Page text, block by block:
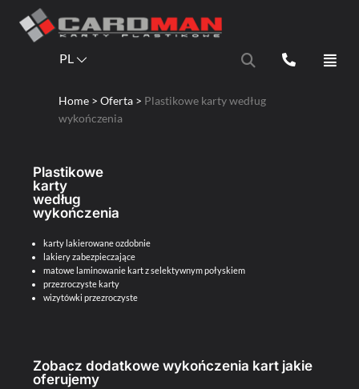
PL
Home > Oferta > Plastikowe karty według
wykończenia
Plastikowe
karty
według
wykończenia
karty lakierowane ozdobnie
lakiery zabezpieczające
matowe laminowanie kart z selektywnym połyskiem
przezroczyste karty
wizytówki przezroczyste
Zobacz dodatkowe wykończenia kart jakie
oferujemy